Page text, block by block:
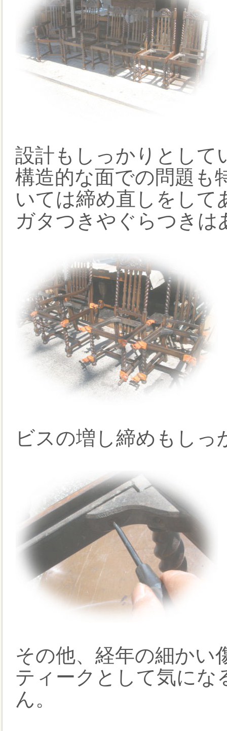
設計もしっかりとして
構造的な面での問題も
いては締め直しをして
ガタつきやぐらつきは
ビスの増し締めもしっ
その他、経年の細かい
ティークとして気にな
ん。